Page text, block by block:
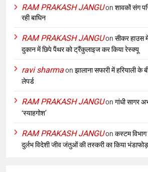
RAM PRAKASH JANGUon शावकों संग
रही बाघिन
RAM PRAKASH JANGUon सीकर हाउस
दुकान में छिपे पैंथर को ट्रैंकुलाइज कर किया रेस्क्यू
ravi sharmaon झालाना सफारी में हरियाली के
लेपर्ड
RAM PRAKASH JANGUon गांधी सागर
‘स्याहगोश’
RAM PRAKASH JANGUon कस्टम विभाग
दुर्लभ विदेशी जीव जंतुओं की तस्करी का किया भंडाफोड़